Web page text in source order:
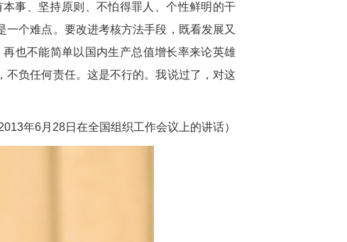
事、坚持原则、不怕得罪人、个性鲜明的干
个难点。要改进考核方法手段，既看发展又
也不能简单以国内生产总值增长率来论英雄
负任何责任。这是不行的。我说过了，对这
2013年6月28日在全国组织工作会议上的讲话）